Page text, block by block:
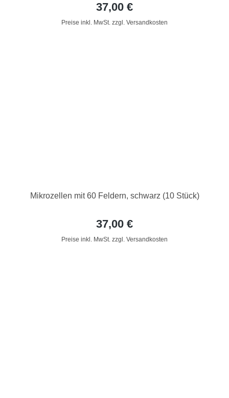
37,00 €
Preise inkl. MwSt. zzgl. Versandkosten
Mikrozellen mit 60 Feldern, schwarz (10 Stück)
37,00 €
Preise inkl. MwSt. zzgl. Versandkosten